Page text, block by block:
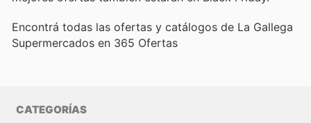
Encontrá todas las ofertas y catálogos de La Gallega
Supermercados en 365 Ofertas
CATEGORÍAS